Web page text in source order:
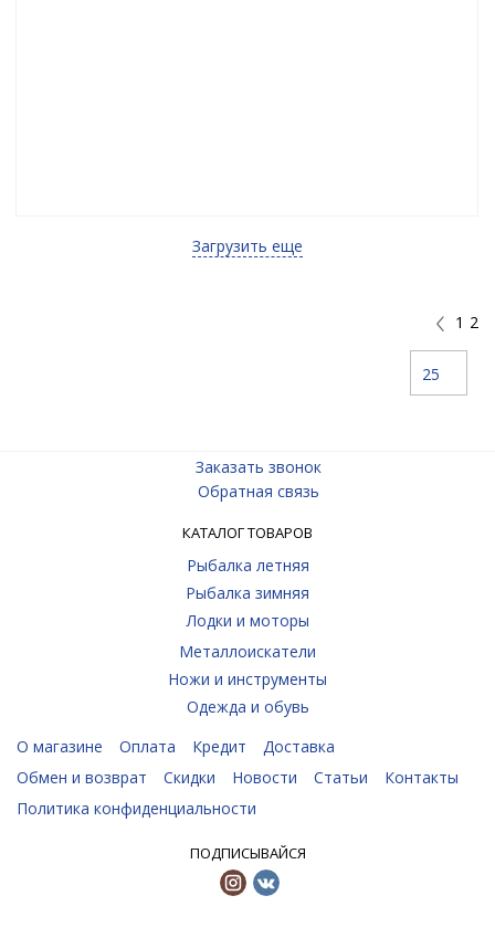
Загрузить еще
1 2
25
Заказать звонок
Обратная связь
КАТАЛОГ ТОВАРОВ
Рыбалка летняя
Рыбалка зимняя
Лодки и моторы
Металлоискатели
Ножи и инструменты
Одежда и обувь
О магазине
Оплата Кредит
Доставка
Обмен и возврат
Скидки Новости Статьи
Контакты
Политика конфиденциальности
ПОДПИСЫВАЙСЯ